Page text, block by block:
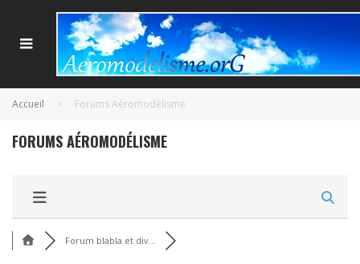
Accueil Forums Aéromodélisme
FORUMS AÉROMODÉLISME
Forum blabla et div...